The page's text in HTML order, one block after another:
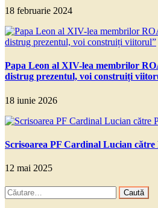
18 februarie 2024
Papa Leon al XIV-lea membrilor
distrug prezentul, voi construiți
18 iunie 2026
Scrisoarea PF Cardinal Lucian
12 mai 2025
Caută
după: